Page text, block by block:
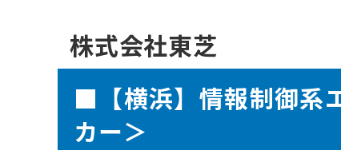
株式会社東芝
■【横浜】情報制御系
カー＞